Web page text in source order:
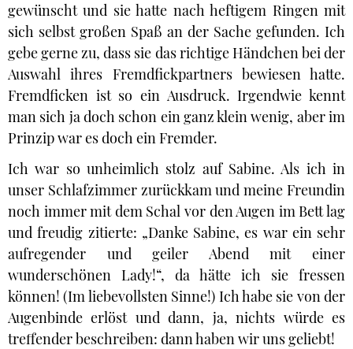
gewünscht und sie hatte nach heftigem Ringen mit
sich selbst großen Spaß an der Sache gefunden. Ich
gebe gerne zu, dass sie das richtige Händchen bei der
Auswahl ihres Fremdfickpartners bewiesen hatte.
Fremdficken ist so ein Ausdruck. Irgendwie kennt
man sich ja doch schon ein ganz klein wenig, aber im
Prinzip war es doch ein Fremder.
Ich war so unheimlich stolz auf Sabine. Als ich in
unser Schlafzimmer zurückkam und meine Freundin
noch immer mit dem Schal vor den Augen im Bett lag
und freudig zitierte: „Danke Sabine, es war ein sehr
aufregender und geiler Abend mit einer
wunderschönen Lady!“, da hätte ich sie fressen
können! (Im liebevollsten Sinne!) Ich habe sie von der
Augenbinde erlöst und dann, ja, nichts würde es
treffender beschreiben: dann haben wir uns geliebt!